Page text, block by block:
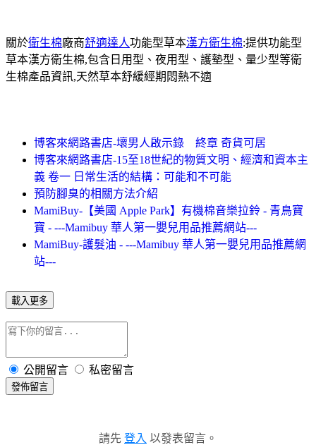
關於衛生棉廠商舒適達人功能型草本漢方衛生棉:提供功能型
草本漢方衛生棉,包含日用型、夜用型、護墊型、量少型等衛
生棉產品資訊,天然草本舒緩經期悶熱不適
博客來網路書店-壞男人啟示錄 終章 奇貨可居
博客來網路書店-15至18世紀的物質文明、經濟和資本主
義 卷一 日常生活的結構：可能和不可能
預防腳臭的相關方法介紹
MamiBuy-【美國 Apple Park】有機棉音樂拉鈴 - 青鳥寶
寶 - ---Mamibuy 華人第一嬰兒用品推薦網站---
MamiBuy-護髮油 - ---Mamibuy 華人第一嬰兒用品推薦網
站---
載入更多
公開留言 私密留言
發佈留言
請先 登入 以發表留言。